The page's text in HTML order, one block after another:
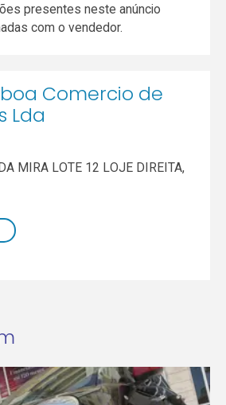
presentes neste anúncio
com o vendedor.
Comercio de
Lda
MIRA LOTE 12 LOJE DIREITA,